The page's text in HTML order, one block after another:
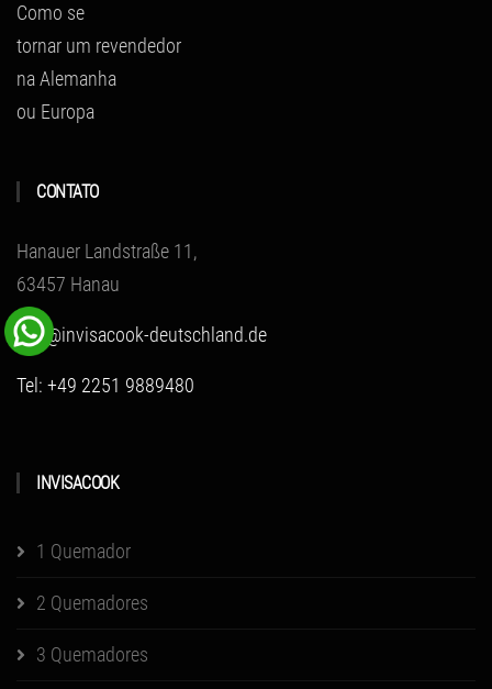
Como se
tornar um revendedor
na Alemanha
ou Europa
CONTATO
Hanauer Landstraße 11,
63457 Hanau
info@invisacook-deutschland.de
Tel: +49 2251 9889480
INVISACOOK
1 Quemador
2 Quemadores
3 Quemadores